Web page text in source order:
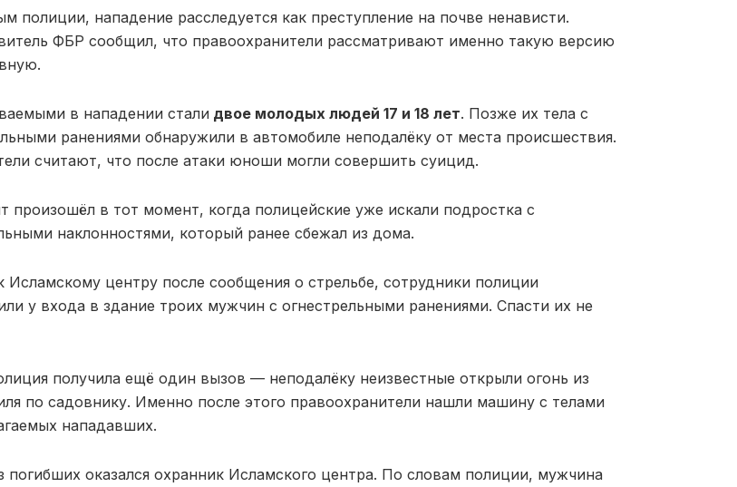
полиции, нападение расследуется как преступление на почве ненависти.
ФБР сообщил, что правоохранители рассматривают именно такую версию
в нападении стали двое молодых людей 17 и 18 лет. Позже их тела с
ранениями обнаружили в автомобиле неподалёку от места происшествия.
считают, что после атаки юноши могли совершить суицид.
произошёл в тот момент, когда полицейские уже искали подростка с
наклонностями, который ранее сбежал из дома.
Исламскому центру после сообщения о стрельбе, сотрудники полиции
у входа в здание троих мужчин с огнестрельными ранениями. Спасти их не
получила ещё один вызов — неподалёку неизвестные открыли огонь из
по садовнику. Именно после этого правоохранители нашли машину с телами
нападавших.
погибших оказался охранник Исламского центра. По словам полиции, мужчина